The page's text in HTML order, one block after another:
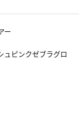
ー
ュピンクゼブラグロ